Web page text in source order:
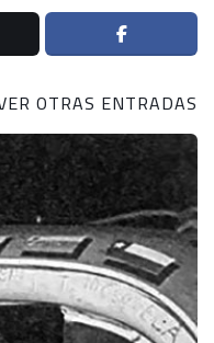
OTRAS ENTRADAS...